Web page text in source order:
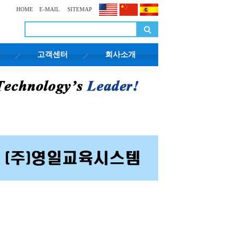
HOME E-MAIL SITEMAP
고객센터 회사소개